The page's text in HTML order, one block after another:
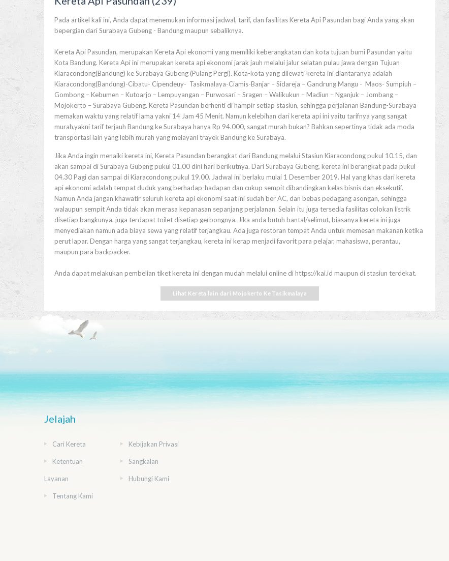
Pada artikel kali ini, Anda dapat menemukan informasi jadwal, tarif, dan fasilitas Kereta Api Pasundan bagi Anda yang akan
bepergian dari Surabaya Gubeng - Bandung maupun sebaliknya.
Kereta Api Pasundan, merupakan Kereta Api ekonomi yang memiliki keberangkatan dan kota tujuan bumi Pasundan yaitu
Kota Bandung. Kereta Api ini merupakan kereta api ekonomi jarak jauh melalui jalur selatan pulau jawa dengan Tujuan
Kiaracondong(Bandung) ke Surabaya Gubeng (Pulang Pergi). Kota-kota yang dilewati kereta ini diantaranya adalah
Kiaracondong(Bandung)-Cibatu- Cipendeuy- Tasikmalaya-Ciamis-Banjar – Sidareja – Gandrung Mangu - Maos- Sumpiuh –
Gombong – Kebumen – Kutoarjo – Lempuyangan – Purwosari – Sragen – Walikukun – Madiun – Nganjuk – Jombang –
Mojokerto – Surabaya Gubeng. Kereta Pasundan berhenti di hampir setiap stasiun, sehingga perjalanan Bandung-Surabaya
memakan waktu yang relatif lama yakni 14 Jam 45 Menit. Namun kelebihan dari kereta api ini yaitu tarifnya yang sangat
murah,yakni tarif terjauh Bandung ke Surabaya hanya Rp 94.000, sangat murah bukan? Bahkan sepertinya tidak ada moda
transportasi lain yang lebih murah yang melayani trayek Bandung ke Surabaya.
Jika Anda ingin menaiki kereta ini, Kereta Pasundan berangkat dari Bandung melalui Stasiun Kiaracondong pukul 10.15, dan
akan sampai di Surabaya Gubeng pukul 01.00 dini hari berikutnya. Dari Surabaya Gubeng, kereta ini berangkat pada pukul
04.30 Pagi dan sampai di Kiaracondong pukul 19.00. Jadwal ini berlaku mulai 1 Desember 2019. Hal yang khas dari kereta
api ekonomi adalah tempat duduk yang berhadap-hadapan dan cukup sempit dibandingkan kelas bisnis dan eksekutif.
Namun Anda jangan khawatir seluruh kereta api ekonomi saat ini sudah ber AC, dan bebas pedagang asongan, sehingga
walaupun sempit Anda tidak akan merasa kepanasan sepanjang perjalanan. Selain itu juga tersedia fasilitas colokan listrik
disetiap bangkunya, juga terdapat toilet disetiap gerbongnya. Jika anda butuh bantal/selimut, biasanya kereta ini juga
menyediakan namun ada biaya sewa yang relatif terjangkau. Ada juga restoran tempat Anda untuk memesan makanan ketika
perut lapar. Dengan harga yang sangat terjangkau, kereta ini kerap menjadi favorit para pelajar, mahasiswa, perantau,
maupun para backpacker.
Anda dapat melakukan pembelian tiket kereta ini dengan mudah melalui online di https://kai.id maupun di stasiun terdekat.
Lihat Kereta lain dari Mojokerto Ke Tasikmalaya
Jelajah
Cari Kereta Kebijakan Privasi
Ketentuan
Layanan
Sangkalan
Hubungi Kami
Tentang Kami